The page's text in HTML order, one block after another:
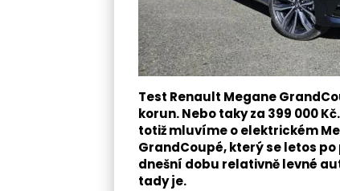
Test Renault Megane
korun. Nebo taky za 399 000
totiž mluvíme o elektrickém
GrandCoupé, který se letos
dnešní dobu relativně levné
tady je.